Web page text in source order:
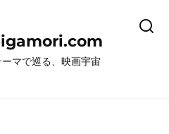
ーマで巡る、映画宇宙